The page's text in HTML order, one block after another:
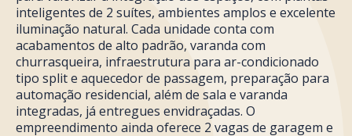
inteligentes de 2 suítes, ambientes amplos e excelente
iluminação natural. Cada unidade conta com
acabamentos de alto padrão, varanda com
churrasqueira, infraestrutura para ar-condicionado
tipo split e aquecedor de passagem, preparação para
automação residencial, além de sala e varanda
integradas, já entregues envidraçadas. O
empreendimento ainda oferece 2 vagas de garagem e